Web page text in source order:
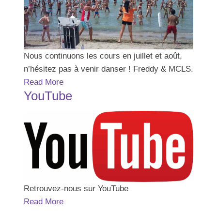
Nous continuons les cours en juillet et août,
n’hésitez pas à venir danser ! Freddy & MCLS.
Read More
YouTube
Retrouvez-nous sur YouTube
Read More